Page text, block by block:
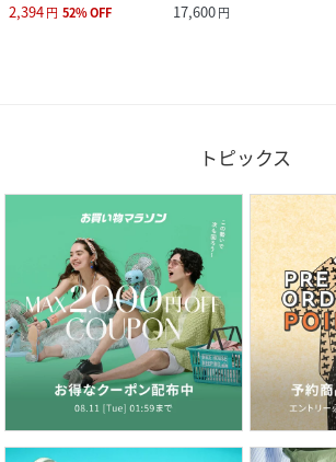
2,394円 52%OFF 17,600円
トピックス